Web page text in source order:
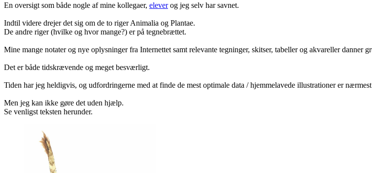
En oversigt som både nogle af mine kollegaer, eleverog jeg selv har savnet.
Indtil videre drejer det sig om de to riger Animalia og Plantae.
De andre riger (hvilke og hvor mange?) er på tegnebrættet.
Mine mange notater og nye oplysninger fra Internettet samt relevante tegninger, skitser, tabeller og akvareller danner
Det er både tidskrævende og meget besværligt.
Tiden har jeg heldigvis, og udfordringerne med at finde de mest optimale data / hjemmelavede illustrationer er
Men jeg kan ikke gøre det uden hjælp.
Se venligst teksten herunder.